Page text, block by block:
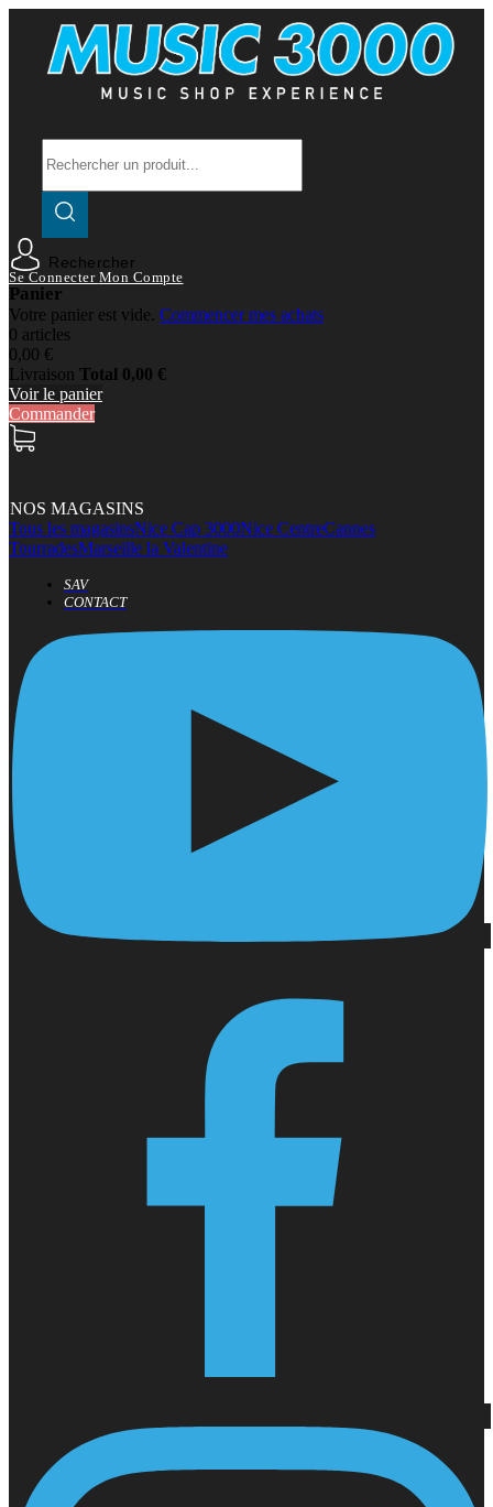
Rechercher
Se Connecter Mon Compte
Panier
Votre panier est vide. Commencer mes achats
0 articles
0,00 €
Livraison Total 0,00 €
Voir le panier
Commander
NOS MAGASINS
Tous les magasinsNice Cap 3000Nice CentreCannes
TourradesMarseille la Valentine
SAV
CONTACT